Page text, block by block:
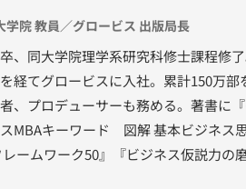
学院 教員／グロービス 出版局長
、同大学院理学系研究科修士課程修
経てグロービスに入社。累計150万
、プロデューサーも務める。著書に
MBAキーワード 図解 基本ビジネス
ームワーク50』『ビジネス仮説力の
』（東洋経済新報社）、『［実況］